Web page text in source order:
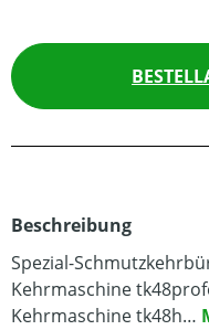
Beschreibung
Spezial-
Kehrmaschine
Kehrmaschine tk48h…